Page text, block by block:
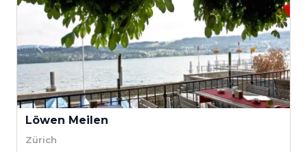
Löwen Meilen
Zürich